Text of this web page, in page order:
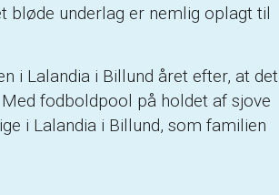
bløde underlag er nemlig oplagt til
i Lalandia i Billund året efter, at det
fodboldpool på holdet af sjove
i Lalandia i Billund, som familien